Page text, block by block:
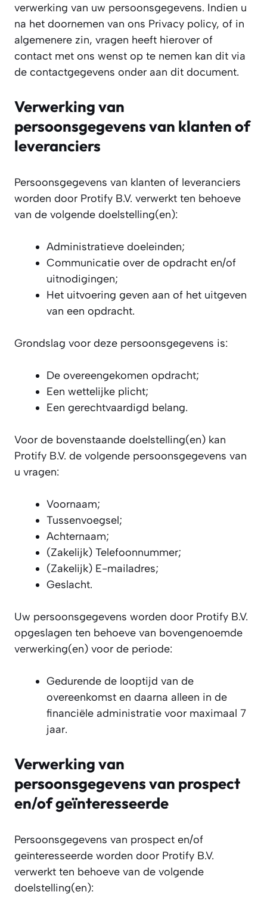
verwerking van uw persoonsgegevens. Indien u
na het doornemen van ons Privacy policy, of in
algemenere zin, vragen heeft hierover of
contact met ons wenst op te nemen kan dit via
de contactgegevens onder aan dit document.
Verwerking van
persoonsgegevens van klanten of
leveranciers
Persoonsgegevens van klanten of leveranciers
worden door Protify B.V. verwerkt ten behoeve
van de volgende doelstelling(en):
Administratieve doeleinden;
Communicatie over de opdracht en/of
uitnodigingen;
Het uitvoering geven aan of het uitgeven
van een opdracht.
Grondslag voor deze persoonsgegevens is:
De overeengekomen opdracht;
Een wettelijke plicht;
Een gerechtvaardigd belang.
Voor de bovenstaande doelstelling(en) kan
Protify B.V. de volgende persoonsgegevens van
u vragen:
Voornaam;
Tussenvoegsel;
Achternaam;
(Zakelijk) Telefoonnummer;
(Zakelijk) E-mailadres;
Geslacht.
Uw persoonsgegevens worden door Protify B.V.
opgeslagen ten behoeve van bovengenoemde
verwerking(en) voor de periode:
Gedurende de looptijd van de
overeenkomst en daarna alleen in de
financiële administratie voor maximaal 7
jaar.
Verwerking van
persoonsgegevens van prospect
en/of geïnteresseerde
Persoonsgegevens van prospect en/of
geïnteresseerde worden door Protify B.V.
verwerkt ten behoeve van de volgende
doelstelling(en):